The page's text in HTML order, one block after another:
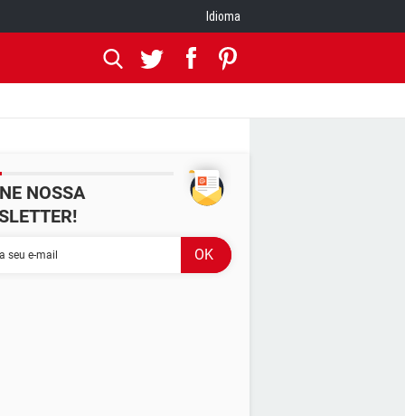
Idioma
NOSSA